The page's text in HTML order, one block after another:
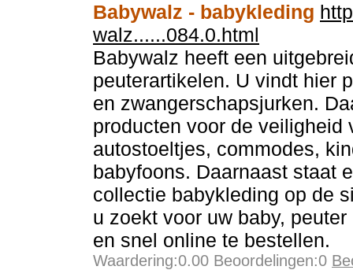
Babywalz - babykleding
walz......084.0.html
Babywalz heeft een
peuterartikelen. U vindt hier
en zwangerschapsjurken.
producten voor de veiligheid
autostoeltjes, commodes,
babyfoons. Daarnaast staat
collectie babykleding op de
u zoekt voor uw baby,
en snel online te bestellen.
Waardering:0.00 Beoordelingen:0